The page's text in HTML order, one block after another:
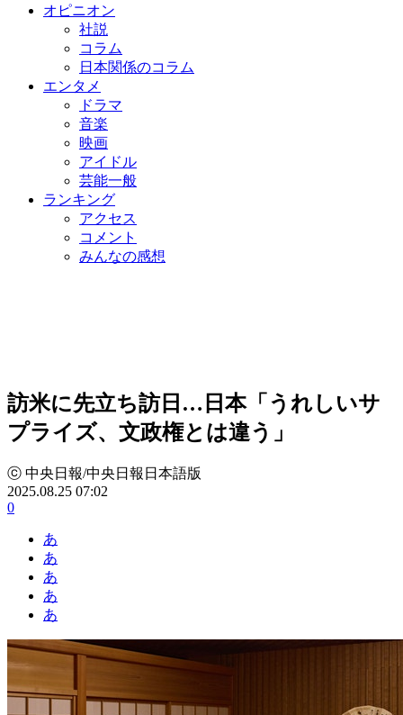
オピニオン
社説
コラム
日本関係のコラム
エンタメ
ドラマ
音楽
映画
アイドル
芸能一般
ランキング
アクセス
コメント
みんなの感想
訪米に先立ち訪日…日本「うれしいサ
プライズ、文政権とは違う」
ⓒ 中央日報/中央日報日本語版
2025.08.25 07:02
0
あ
あ
あ
あ
あ